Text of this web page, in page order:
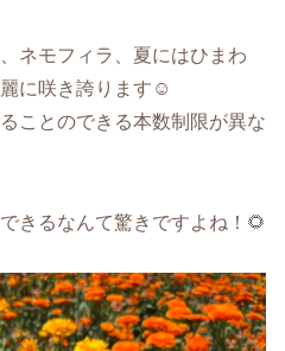
ネモフィラ、夏にはひまわ
に咲き誇ります☺️
ことのできる本数制限が異な
きるなんて驚きですよね！🌻